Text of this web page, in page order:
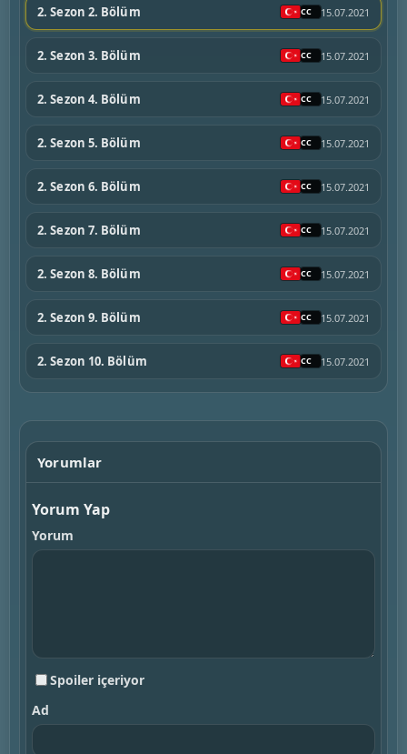
2. Sezon 2. Bölüm 15.07.2021
2. Sezon 3. Bölüm 15.07.2021
2. Sezon 4. Bölüm 15.07.2021
2. Sezon 5. Bölüm 15.07.2021
2. Sezon 6. Bölüm 15.07.2021
2. Sezon 7. Bölüm 15.07.2021
2. Sezon 8. Bölüm 15.07.2021
2. Sezon 9. Bölüm 15.07.2021
2. Sezon 10. Bölüm 15.07.2021
Yorumlar
Yorum Yap
Yorum
Spoiler içeriyor
Ad